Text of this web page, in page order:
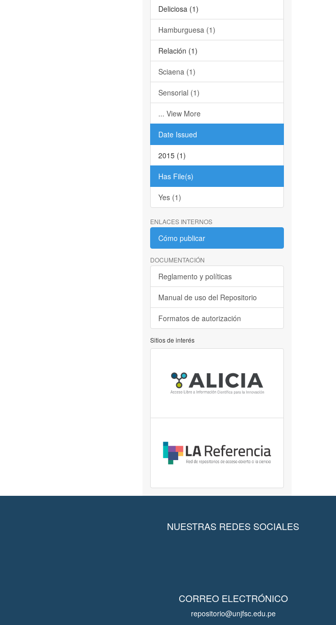
Deliciosa (1)
Hamburguesa (1)
Relación (1)
Sciaena (1)
Sensorial (1)
... View More
Date Issued
2015 (1)
Has File(s)
Yes (1)
ENLACES INTERNOS
Cómo publicar
DOCUMENTACIÓN
Reglamento y políticas
Manual de uso del Repositorio
Formatos de autorización
Sitios de interés
NUESTRAS REDES SOCIALES
CORREO ELECTRÓNICO
repositorio@unjfsc.edu.pe